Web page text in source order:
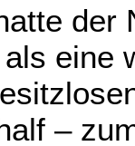
der
eine
–